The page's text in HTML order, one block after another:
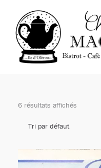
6 résultats affichés